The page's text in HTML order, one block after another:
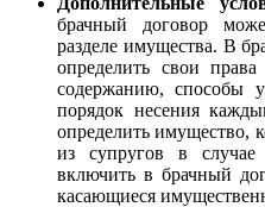
брачный договор
разделе имущества. В
определить свои
содержанию, способы
порядок несения
определить имущество,
из супругов в
включить в брачный
касающиеся